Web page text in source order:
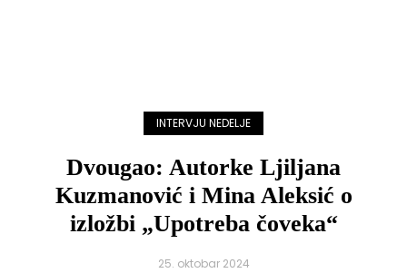
INTERVJU NEDELJE
Dvougao: Autorke Ljiljana
Kuzmanović i Mina Aleksić o
izložbi „Upotreba čoveka“
25. oktobar 2024